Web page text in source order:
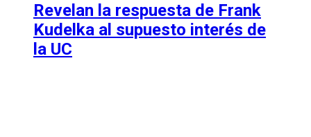
Revelan la respuesta de Frank
Kudelka al supuesto interés de
la UC